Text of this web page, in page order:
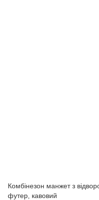
Комбінезон манжет з
футер, кавовий